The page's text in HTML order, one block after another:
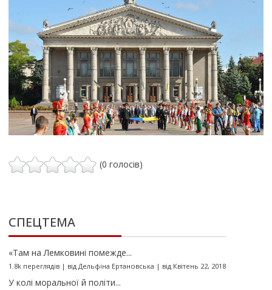
(0 голосів)
СПЕЦТЕМА
«Там на Лемковині помежде...
1.8k переглядів| від Дельфіна Ертановська | від Квітень 22, 2018
У колі моральної й політи...